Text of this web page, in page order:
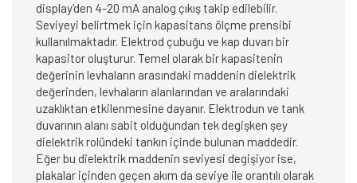
display'den 4-20 mA analog çıkış takip edilebilir.
Seviyeyi belirtmek için kapasitans ölçme prensibi
kullanılmaktadır. Elektrod çubuğu ve kap duvarı bir
kapasitor oluşturur. Temel olarak bir kapasitenin
değerinin levhaların arasındaki maddenin dielektrik
değerinden, levhaların alanlarından ve aralarındaki
uzaklıktan etkilenmesine dayanır. Elektrodun ve tank
duvarının alanı sabit olduğundan tek degişken şey
dielektrik rolündeki tankın içinde bulunan maddedir.
Eğer bu dielektrik maddenin seviyesi degişiyor ise,
plakalar içinden geçen akım da seviye ile orantılı olarak